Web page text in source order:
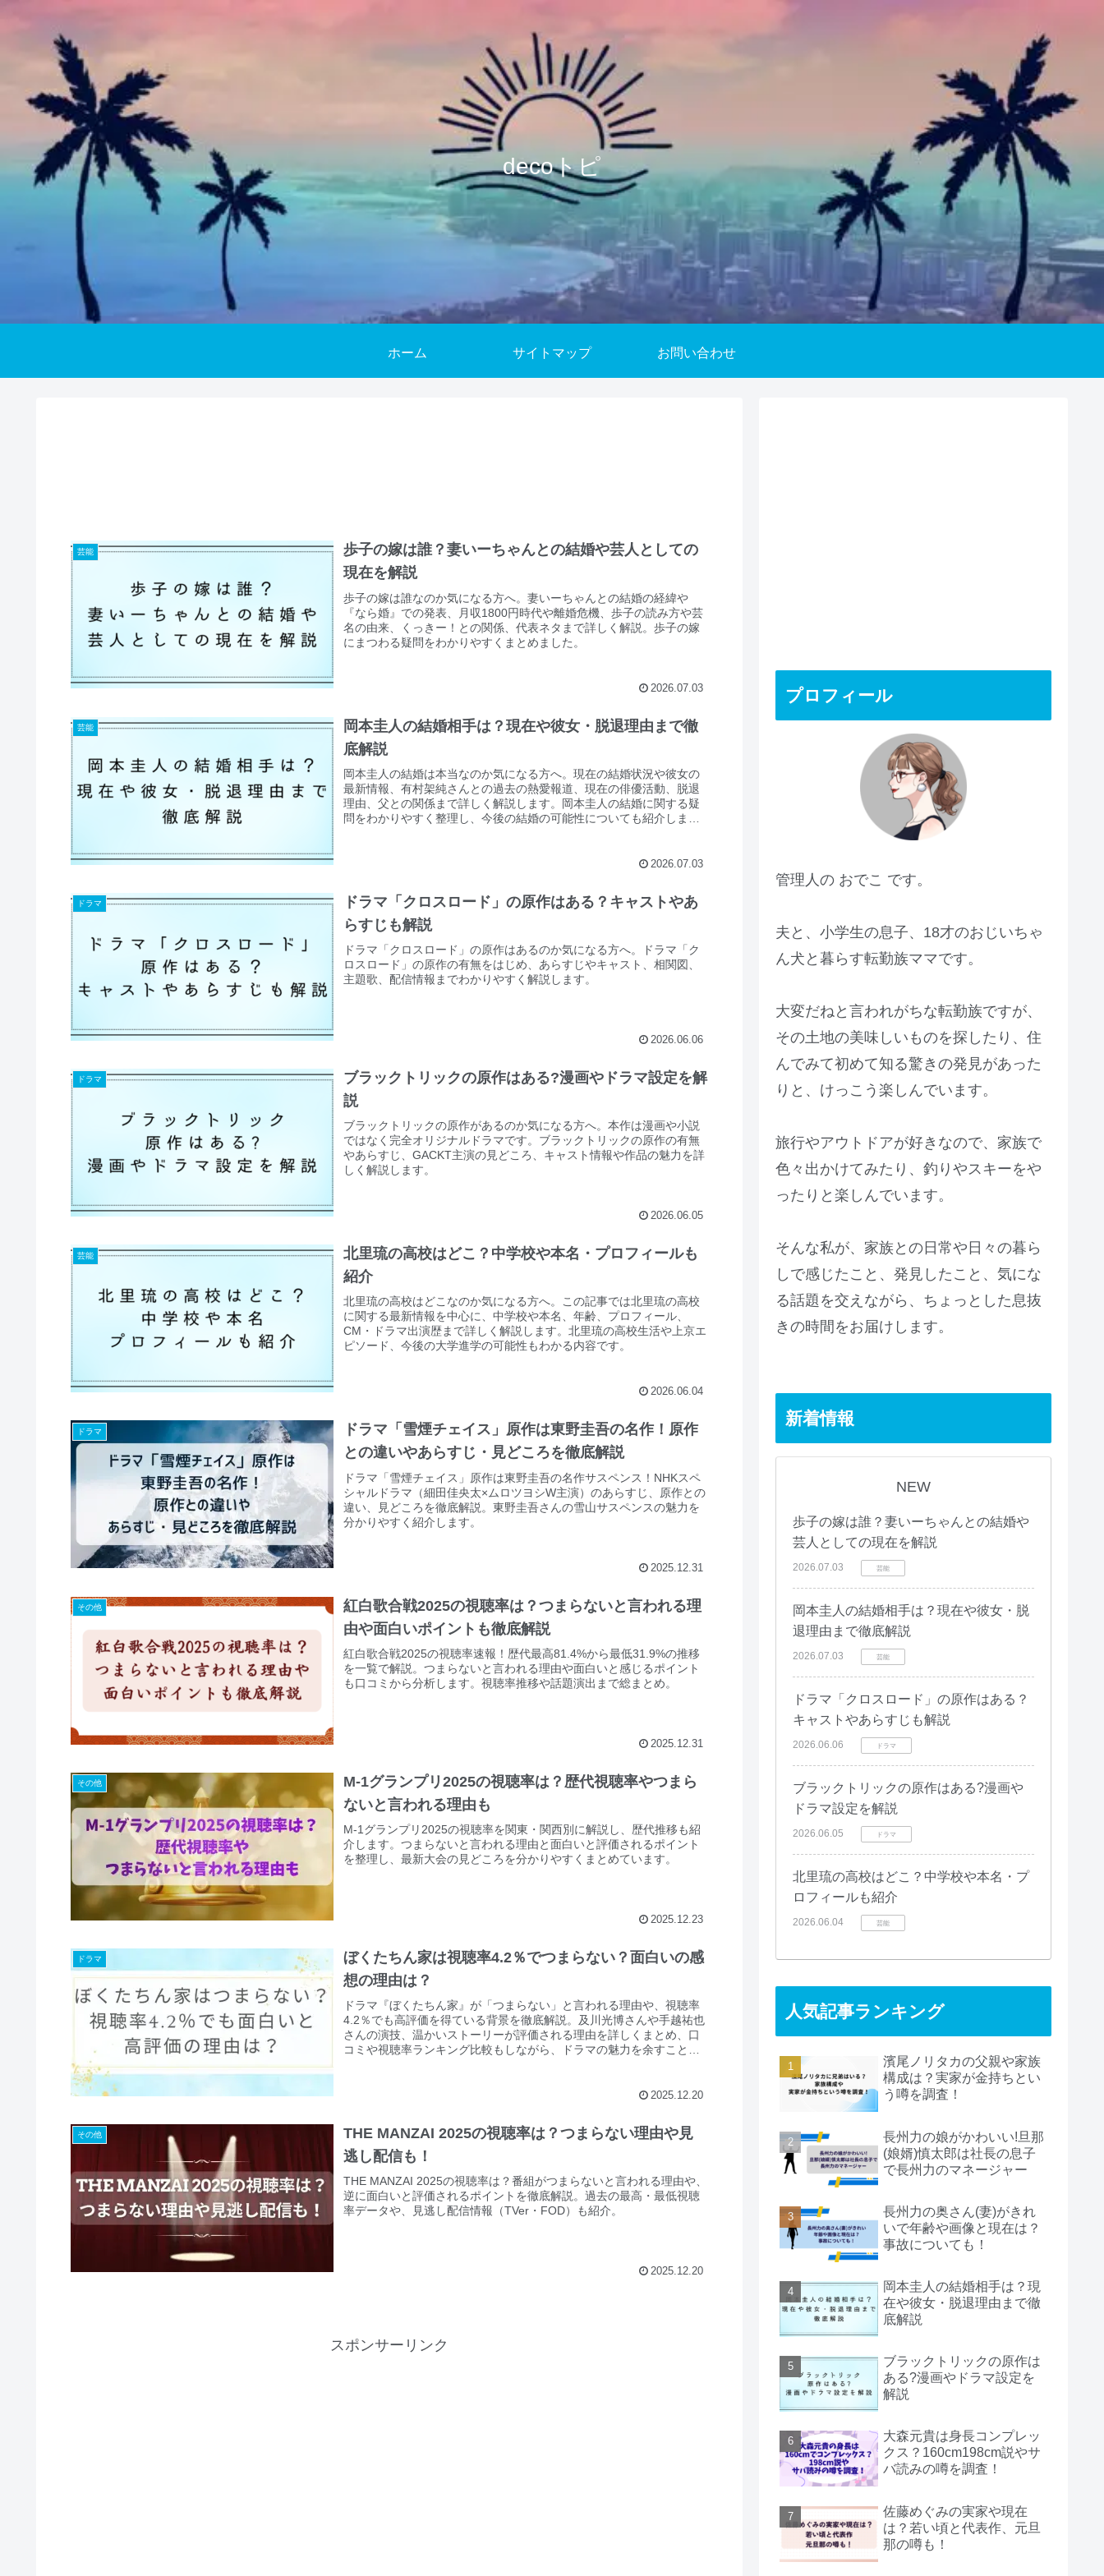
decoトピ
ホーム サイトマップ お問い合わせ
芸能
歩子の嫁は誰？妻いーちゃんとの結婚や芸人としての
現在を解説
歩子の嫁は誰なのか気になる方へ。妻いーちゃんとの結婚の経緯や
『なら婚』での発表、月収1800円時代や離婚危機、歩子の読み方や芸
名の由来、くっきー！との関係、代表ネタまで詳しく解説。歩子の嫁
にまつわる疑問をわかりやすくまとめました。
2026.07.03
芸能
岡本圭人の結婚相手は？現在や彼女・脱退理由まで徹
底解説
岡本圭人の結婚は本当なのか気になる方へ。現在の結婚状況や彼女の
最新情報、有村架純さんとの過去の熱愛報道、現在の俳優活動、脱退
理由、父との関係まで詳しく解説します。岡本圭人の結婚に関する疑
問をわかりやすく整理し、今後の結婚の可能性についても紹介しま
2026.07.03
ドラマ
ドラマ「クロスロード」の原作はある？キャストやあ
らすじも解説
ドラマ「クロスロード」の原作はあるのか気になる方へ。ドラマ「ク
ロスロード」の原作の有無をはじめ、あらすじやキャスト、相関図、
主題歌、配信情報までわかりやすく解説します。
2026.06.06
ドラマ
ブラックトリックの原作はある?漫画やドラマ設定を解
説
ブラックトリックの原作があるのか気になる方へ。本作は漫画や小説
ではなく完全オリジナルドラマです。ブラックトリックの原作の有無
やあらすじ、GACKT主演の見どころ、キャスト情報や作品の魅力を詳
しく解説します。
2026.06.05
芸能
北里琉の高校はどこ？中学校や本名・プロフィールも
紹介
北里琉の高校はどこなのか気になる方へ。この記事では北里琉の高校
に関する最新情報を中心に、中学校や本名、年齢、プロフィール、
CM・ドラマ出演歴まで詳しく解説します。北里琉の高校生活や上京エ
ピソード、今後の大学進学の可能性もわかる内容です。
2026.06.04
ドラマ
ドラマ「雪煙チェイス」原作は東野圭吾の名作！原作
との違いやあらすじ・見どころを徹底解説
ドラマ「雪煙チェイス」原作は東野圭吾の名作サスペンス！NHKスペ
シャルドラマ（細田佳央太×ムロツヨシW主演）のあらすじ、原作との
違い、見どころを徹底解説。東野圭吾さんの雪山サスペンスの魅力を
分かりやすく紹介します。
2025.12.31
その他
紅白歌合戦2025の視聴率は？つまらないと言われる理
由や面白いポイントも徹底解説
紅白歌合戦2025の視聴率速報！歴代最高81.4%から最低31.9%の推移
を一覧で解説。つまらないと言われる理由や面白いと感じるポイント
も口コミから分析します。視聴率推移や話題演出まで総まとめ。
2025.12.31
その他
M-1グランプリ2025の視聴率は？歴代視聴率やつまら
ないと言われる理由も
M-1グランプリ2025の視聴率を関東・関西別に解説し、歴代推移も紹
介します。つまらないと言われる理由と面白いと評価されるポイント
を整理し、最新大会の見どころを分かりやすくまとめています。
2025.12.23
ドラマ
ぼくたちん家は視聴率4.2％でつまらない？面白いの感
想の理由は？
ドラマ『ぼくたちん家』が「つまらない」と言われる理由や、視聴率
4.2％でも高評価を得ている背景を徹底解説。及川光博さんや手越祐也
さんの演技、温かいストーリーが評価される理由を詳しくまとめ、口
コミや視聴率ランキング比較もしながら、ドラマの魅力を余すことな
2025.12.20
その他
THE MANZAI 2025の視聴率は？つまらない理由や見
逃し配信も！
THE MANZAI 2025の視聴率は？番組がつまらないと言われる理由や、
逆に面白いと評価されるポイントを徹底解説。過去の最高・最低視聴
率データや、見逃し配信情報（TVer・FOD）も紹介。
2025.12.20
スポンサーリンク
プロフィール
管理人の おでこ です。
夫と、小学生の息子、18才のおじいちゃ
ん犬と暮らす転勤族ママです。
大変だねと言われがちな転勤族ですが、
その土地の美味しいものを探したり、住
んでみて初めて知る驚きの発見があった
りと、けっこう楽しんでいます。
旅行やアウトドアが好きなので、家族で
色々出かけてみたり、釣りやスキーをや
ったりと楽しんでいます。
そんな私が、家族との日常や日々の暮ら
しで感じたこと、発見したこと、気にな
る話題を交えながら、ちょっとした息抜
きの時間をお届けします。
新着情報
NEW
歩子の嫁は誰？妻いーちゃんとの結婚や
芸人としての現在を解説
2026.07.03 芸能
岡本圭人の結婚相手は？現在や彼女・脱
退理由まで徹底解説
2026.07.03 芸能
ドラマ「クロスロード」の原作はある？
キャストやあらすじも解説
2026.06.06 ドラマ
ブラックトリックの原作はある?漫画や
ドラマ設定を解説
2026.06.05 ドラマ
北里琉の高校はどこ？中学校や本名・プ
ロフィールも紹介
2026.06.04 芸能
人気記事ランキング
濱尾ノリタカの父親や家族
構成は？実家が金持ちとい
う噂を調査！
長州力の娘がかわいい!旦那
(娘婿)慎太郎は社長の息子
で長州力のマネージャー
長州力の奥さん(妻)がきれ
いで年齢や画像と現在は？
事故についても！
岡本圭人の結婚相手は？現
在や彼女・脱退理由まで徹
底解説
ブラックトリックの原作は
ある?漫画やドラマ設定を
解説
大森元貴は身長コンプレッ
クス？160cm198cm説やサ
バ読みの噂を調査！
佐藤めぐみの実家や現在
は？若い頃と代表作、元旦
那の噂も！